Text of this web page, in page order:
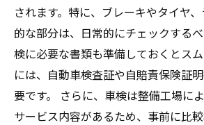
されます。特に、ブレーキやタイヤ
的な部分は、日常的にチェックする
検に必要な書類も準備しておくとス
には、自動車検査証や自賠責保険証
要です。 さらに、車検は整備工場に
サービス内容があるため、事前に比